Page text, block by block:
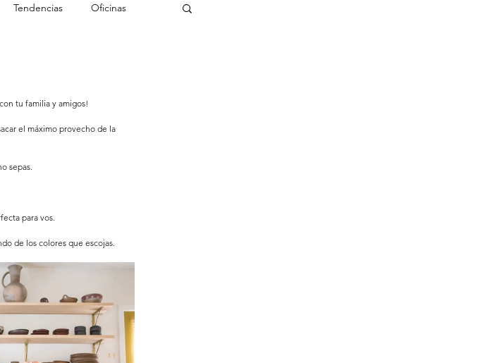
Tendencias Oficinas
tu familia y amigos!
el máximo provecho de la
sepas.
para vos.
de los colores que escojas.